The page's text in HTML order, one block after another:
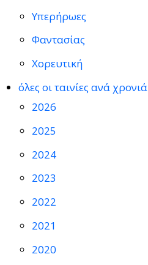
Υπερήρωες
Φαντασίας
Χορευτική
όλες οι ταινίες ανά χρονιά
2026
2025
2024
2023
2022
2021
2020